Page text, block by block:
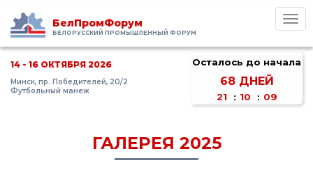
БелПромФорум
БЕЛОРУССКИЙ ПРОМЫШЛЕННЫЙ ФОРУМ
14 - 16 ОКТЯБРЯ 2026
Минск, пр. Победителей, 20/2
Футбольный манеж
Осталось до начала
68 ДНЕЙ
21 : 10 : 09
ГАЛЕРЕЯ 2025